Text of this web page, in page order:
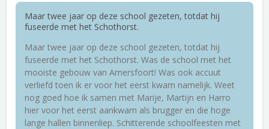
Maar twee jaar op deze school gezeten, totdat hij
fuseerde met het Schothorst.
Maar twee jaar op deze school gezeten, totdat hij
fuseerde met het Schothorst. Was de school met het
mooiste gebouw van Amersfoort! Was ook accuut
verliefd toen ik er voor het eerst kwam namelijk. Weet
nog goed hoe ik samen met Marije, Martijn en Harro
hier voor het eerst aankwam als brugger en die hoge
lange hallen binnenliep. Schitterende schoolfeesten met